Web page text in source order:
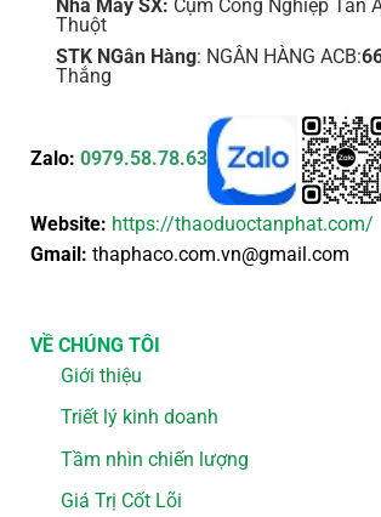
Nhà Máy SX: Cụm Công Nghiệp Tân
Thuột
STK NGân Hàng: NGÂN HÀNG ACB:
Thắng
Zalo: 0979.58.78.63
Website: https://thaoduoctanphat.com/
Gmail: thaphaco.com.vn@gmail.com
VỀ CHÚNG TÔI
Giới thiệu
Triết lý kinh doanh
Tầm nhìn chiến lượng
Giá Trị Cốt Lõi